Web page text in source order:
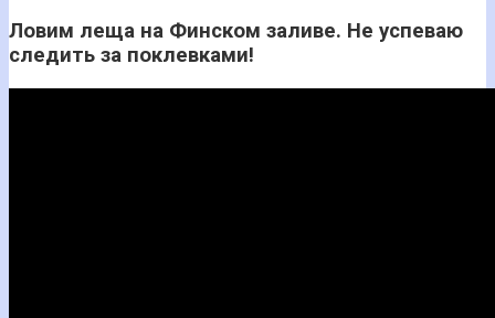
Ловим леща на Финском заливе. Не успеваю
следить за поклевками!